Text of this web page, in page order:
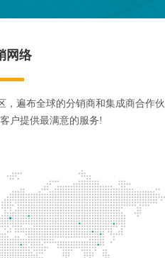
网络
，遍布全球的分销商和集成商合作伙
户提供最满意的服务!